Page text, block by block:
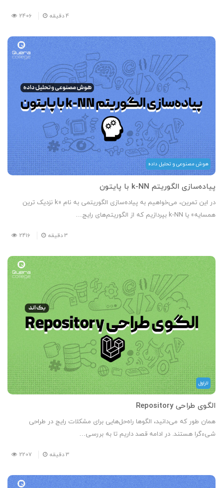
4دقیقه 2406
هوش مصنوعی و تحلیل داده
پیاده‌سازی الگوریتم k-NN با پایتون
در این تمرین، می‌خواهیم به پیاده‌سازی الگوریتمی به نام «k نزدیک ترین
همسایه» یا k-NN بپردازیم که از الگوریتم‌های رایج…
3دقیقه 2416
لاراول
الگوی طراحی Repository
همان طور که می‌دانید، الگوها راه‌حل‌هایی برای مشکلات رایج در طراحی
شیءگرا هستند. در ادامه قصد داریم تا به بررسی…
3دقیقه 2207